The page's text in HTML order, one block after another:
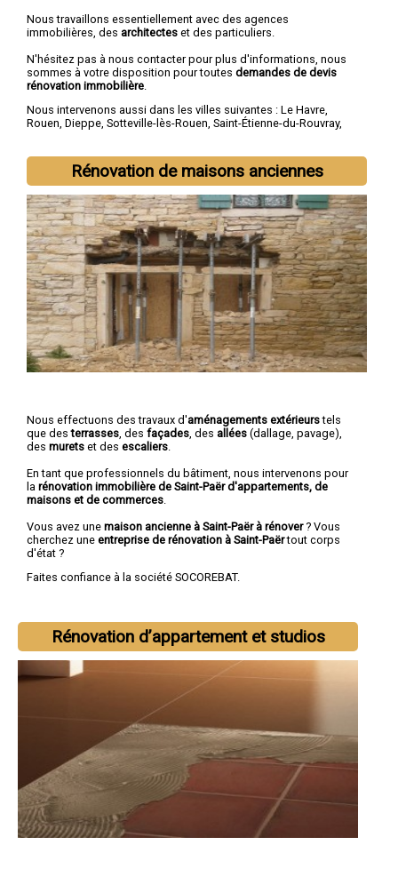
Nous travaillons essentiellement avec des agences
immobilières, des architectes et des particuliers.
N'hésitez pas à nous contacter pour plus d'informations, nous
sommes à votre disposition pour toutes demandes de devis
rénovation immobilière
Nous intervenons aussi dans les villes suivantes : Le Havre,
Rouen, Dieppe, Sotteville-lès-Rouen, Saint-Étienne-du-Rouvray,
Rénovation de maisons anciennes
Nous effectuons des travaux d'aménagements extérieurstels
que desterrasses , des façades , des allées (dallage, pavage),
des murets et des escaliers
En tant que professionnels du bâtiment, nous intervenons pour
la rénovation immobilière de Saint-Paër d'appartements, de
maisons et de commerces
Vous avez une maison ancienne à Saint-Paër à rénover? Vous
cherchez une entreprise de rénovation à Saint-Paërtout corps
d'état ?
Faites confiance à la société SOCOREBAT.
Rénovation d’appartement et studios